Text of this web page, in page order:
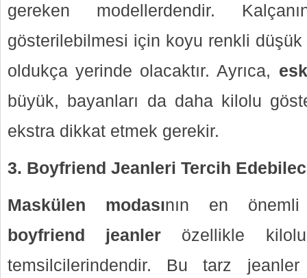
gereken modellerdendir.
gösterilebilmesi için koyu renkli
oldukça yerinde olacaktır. Ayrıca,
büyük, bayanları da daha kilolu
ekstra dikkat etmek gerekir.
3. Boyfriend Jeanleri Tercih
Maskülen modasının en önemli
boyfriend jeanler özellikle
temsilcilerindendir. Bu tarz jeanler